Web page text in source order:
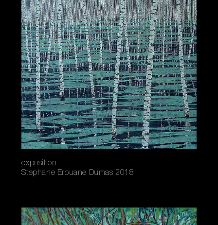
exposition
Stephane Erouane Dumas 2018